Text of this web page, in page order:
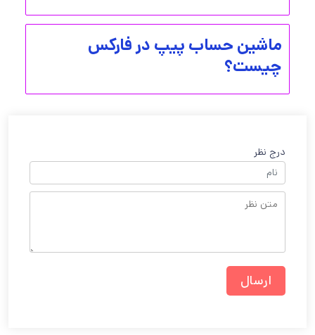
ماشین حساب پیپ در فارکس
چیست؟
درج نظر